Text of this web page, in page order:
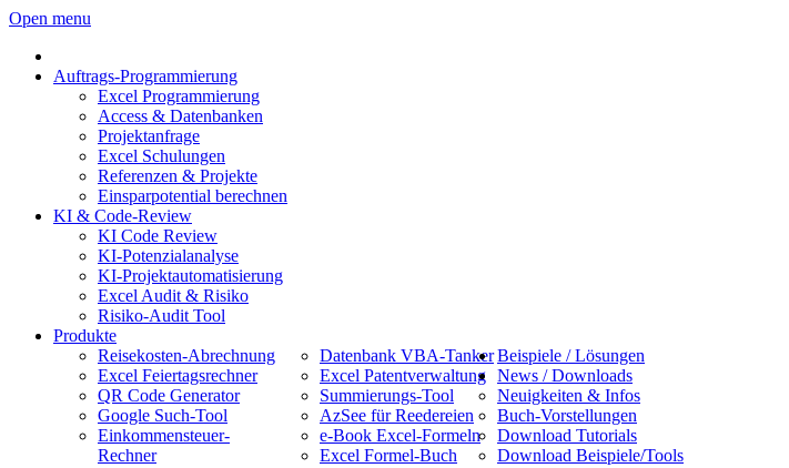
Open menu
Auftrags-Programmierung
Excel Programmierung
Access & Datenbanken
Projektanfrage
Excel Schulungen
Referenzen & Projekte
Einsparpotential berechnen
KI & Code-Review
KI Code Review
KI-Potenzialanalyse
KI-Projektautomatisierung
Excel Audit & Risiko
Risiko-Audit Tool
Produkte
Reisekosten-Abrechnung
Excel Feiertagsrechner
QR Code Generator
Google Such-Tool
Einkommensteuer-
Rechner
Datenbank VBA-Tanker
Excel Patentverwaltung
Summierungs-Tool
AzSee für Reedereien
e-Book Excel-Formeln
Excel Formel-Buch
Beispiele / Lösungen
News / Downloads
Neuigkeiten & Infos
Buch-Vorstellungen
Download Tutorials
Download Beispiele/Tools